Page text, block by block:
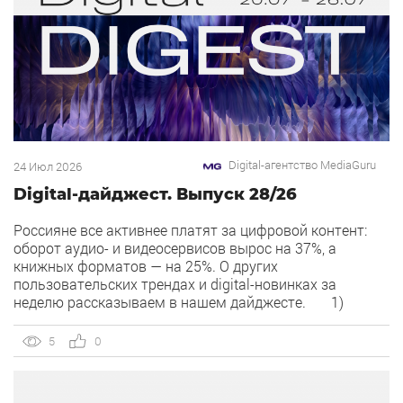
24 Июл 2026 Digital-агентство MediaGuru
Digital-дайджест. Выпуск 28/26
Россияне все активнее платят за цифровой контент:
оборот аудио- и видеосервисов вырос на 37%, а
книжных форматов — на 25%. О других
пользовательских трендах и digital-новинках за
неделю рассказываем в нашем дайджесте. 1)
Яндекса. Рекламная сеть Яндекса запускает формат
Overlay, который показывает рекламу поверх контента,
5 0